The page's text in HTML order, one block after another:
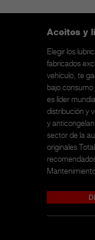
Aceites y
Elegir los
fabricados
vehículo, te
bajo consumo
es líder
distribución y
y
sector de la
originales